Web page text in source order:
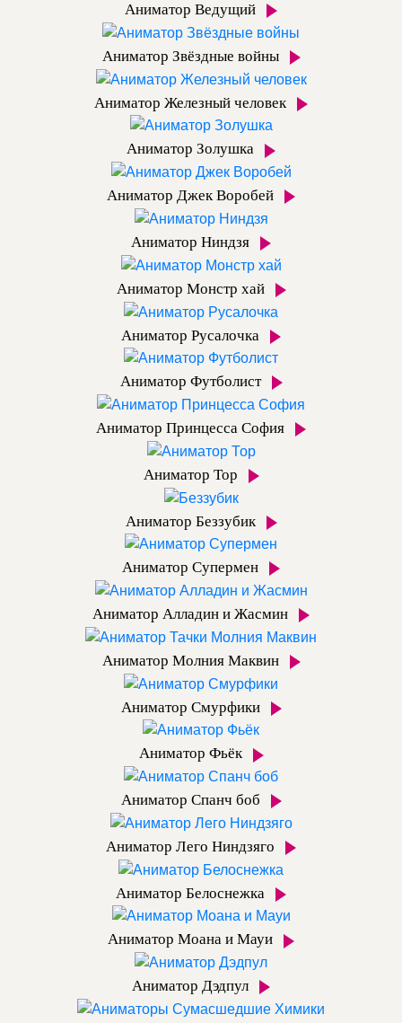
Аниматор Ведущий
Аниматор Звёздные войны
Аниматор Железный человек
Аниматор Золушка
Аниматор Джек Воробей
Аниматор Ниндзя
Аниматор Монстр хай
Аниматор Русалочка
Аниматор Футболист
Аниматор Принцесса София
Аниматор Тор
Аниматор Беззубик
Аниматор Супермен
Аниматор Алладин и Жасмин
Аниматор Молния Маквин
Аниматор Смурфики
Аниматор Фьёк
Аниматор Спанч боб
Аниматор Лего Ниндзяго
Аниматор Белоснежка
Аниматор Моана и Мауи
Аниматор Дэдпул